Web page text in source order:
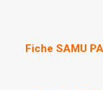
Fiche SAMU